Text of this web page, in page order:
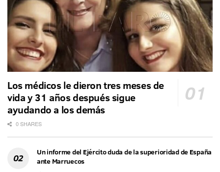
Los médicos le dieron tres meses de
vida y 31 años después sigue
ayudando a los demás
0 SHARES
Un informe del Ejército duda de la superioridad de España
ante Marruecos